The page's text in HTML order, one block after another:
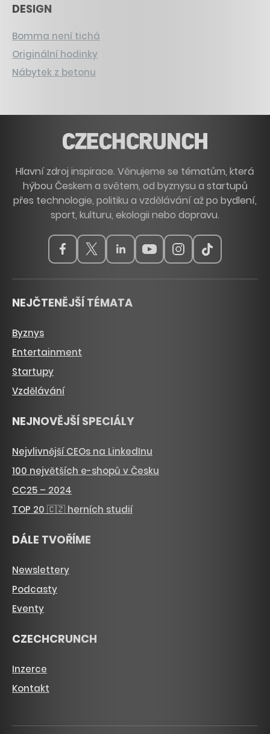
DESIGN
Bomma není tichá
Originální hodinky
Nábytek z betonu
Hlavní zdroj inspirace. Věnujeme se tématům, která
hýbou Českem a světem, od byznysu a startupů
přes technologie, politiku a vzdělávání až po bydlení,
sport, kulturu, ekologii nebo dopravu.
NEJČTENĚJŠÍ TÉMATA
Byznys
Entertainment
Startupy
Vzdělávání
NEJNOVĚJŠÍ SPECIÁLY
Nejvlivnější CEOs na LinkedInu
100 největších e-shopů v Česku
CC25 – 2024
TOP 20 🇨🇿 herních studií
DÁLE TVOŘÍME
Newslettery
Podcasty
Eventy
CZECHCRUNCH
Inzerce
Kontakt